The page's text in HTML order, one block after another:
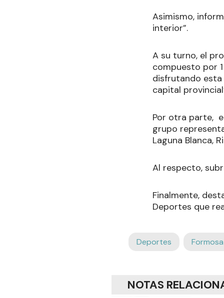
Asimismo,
interior”.
A su turno, el
compuesto por
disfrutando
capital
Por otra parte,
grupo
Laguna Blanca,
Al respecto,
Finalmente,
Deportes que
Deportes Formosa
NOTAS